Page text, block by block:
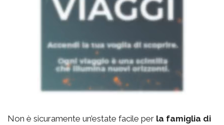
Non è sicuramente un’estate facile per la famiglia di